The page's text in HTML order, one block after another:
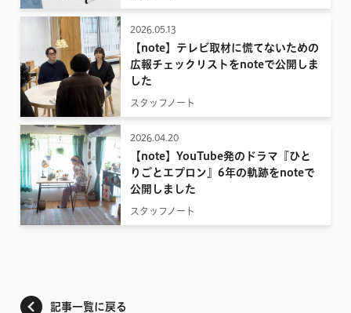
2026.05.13
【note】テレビ取材に慌てないための
広報チェックリストをnoteで公開しま
した
スタッフノート
2026.04.20
【note】YouTube発のドラマ『ひと
りごとエプロン』6年の軌跡をnoteで
公開しました
スタッフノート
記事一覧に戻る